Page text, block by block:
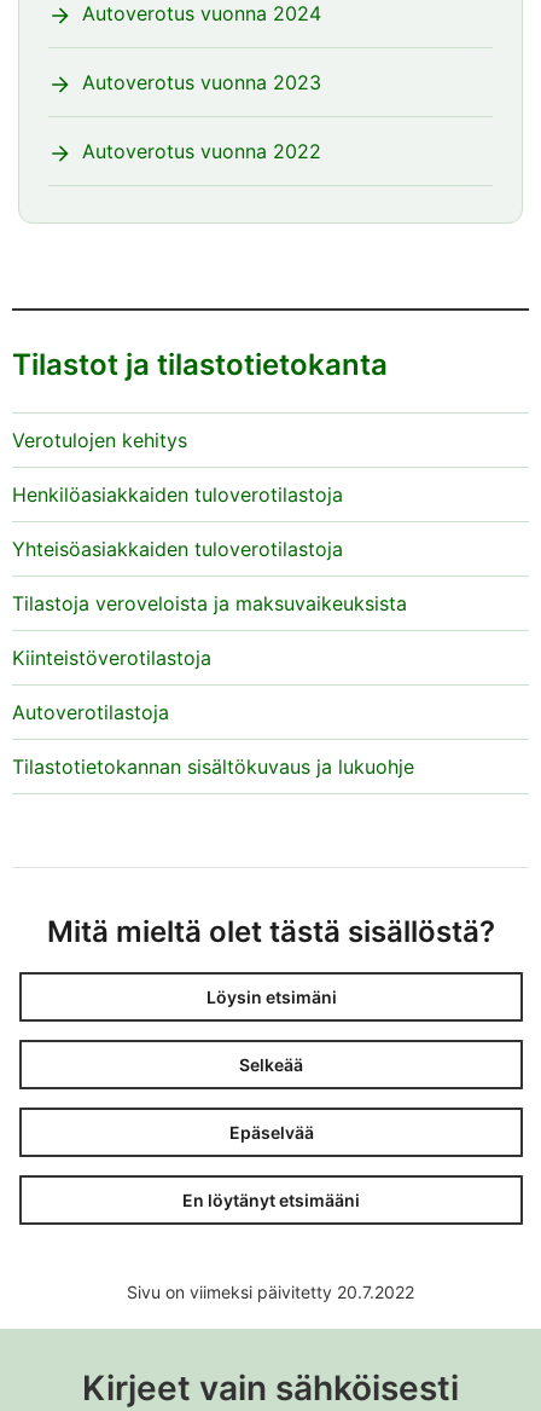
Autoverotus vuonna 2024
Autoverotus vuonna 2023
Autoverotus vuonna 2022
Tilastot ja tilastotietokanta
Verotulojen kehitys
Henkilöasiakkaiden tuloverotilastoja
Yhteisöasiakkaiden tuloverotilastoja
Tilastoja veroveloista ja maksuvaikeuksista
Kiinteistöverotilastoja
Autoverotilastoja
Tilastotietokannan sisältökuvaus ja lukuohje
Mitä mieltä olet tästä sisällöstä?
Löysin etsimäni
Selkeää
Epäselvää
En löytänyt etsimääni
Sivu on viimeksi päivitetty 20.7.2022
Kirjeet vain sähköisesti